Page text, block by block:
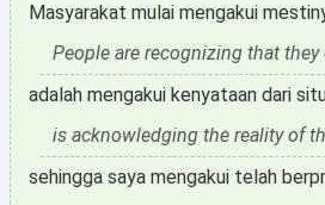
Masyarakat mulai mengakui
People are recognizing that
adalah mengakui kenyataan dari
is acknowledging the reality of
sehingga saya mengakui telah